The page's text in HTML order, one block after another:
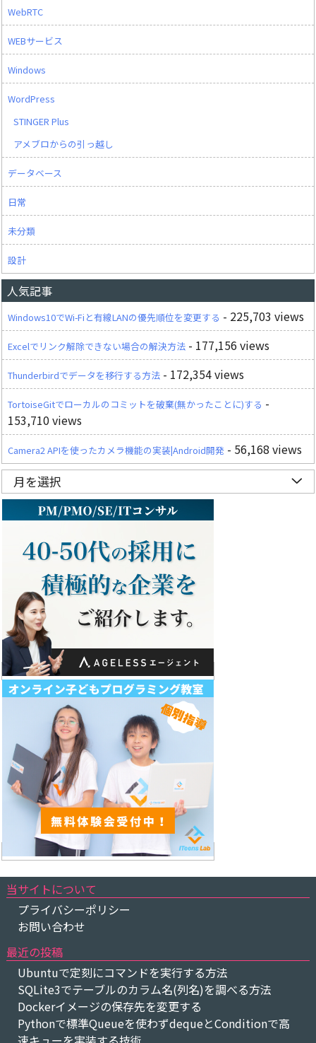
WebRTC
WEBサービス
Windows
WordPress
STINGER Plus
アメブロからの引っ越し
データベース
日常
未分類
設計
人気記事
Windows10でWi-Fiと有線LANの優先順位を変更する - 225,703 views
Excelでリンク解除できない場合の解決方法 - 177,156 views
Thunderbirdでデータを移行する方法 - 172,354 views
TortoiseGitでローカルのコミットを破棄(無かったことに)する -
153,710 views
Camera2 APIを使ったカメラ機能の実装|Android開発 - 56,168 views
月を選択
当サイトについて
プライバシーポリシー
お問い合わせ
最近の投稿
Ubuntuで定刻にコマンドを実行する方法
SQLite3でテーブルのカラム名(列名)を調べる方法
Dockerイメージの保存先を変更する
Pythonで標準Queueを使わずdequeとConditionで高